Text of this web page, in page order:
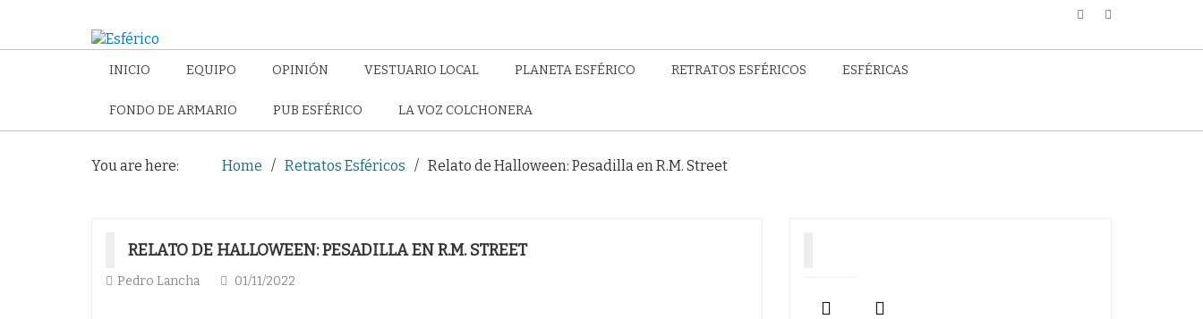
INICIO EQUIPO OPINIÓN VESTUARIO LOCAL PLANETA ESFÉRICO RETRATOS ESFÉRICOS ESFÉRICAS
FONDO DE ARMARIO PUB ESFÉRICO LA VOZ COLCHONERA
You are here: Home Retratos Esféricos Relato de Halloween: Pesadilla en R.M. Street
RELATO DE HALLOWEEN: PESADILLA EN R.M. STREET
Pedro Lancha 01/11/2022